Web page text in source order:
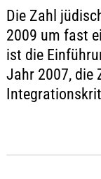
Die Zahl
2009 um fast
ist die
Jahr 2007, die